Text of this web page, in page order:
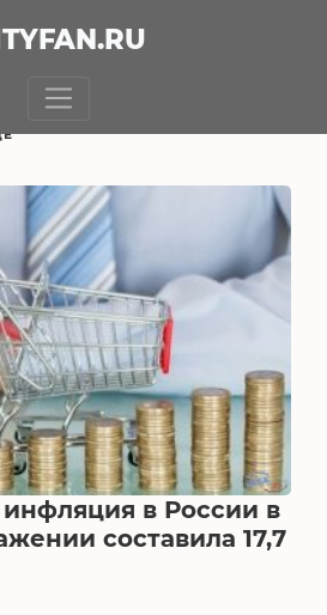
FAN.RU
в России в
составила 17,7